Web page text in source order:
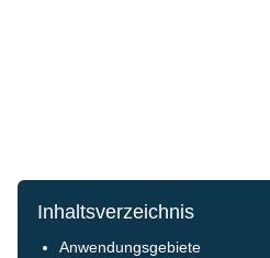
Inhaltsverzeichnis
Anwendungsgebiete